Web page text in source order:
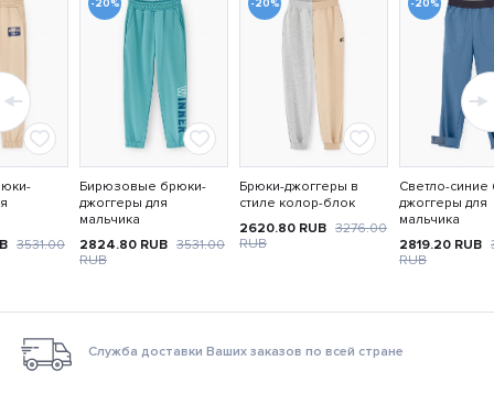
3531.00
-20%
Бирюзовые брюки-
джоггеры для
мальчика
2824.80 RUB 3531.00
RUB
-20%
Брюки-джоггеры в
стиле колор-блок
2620.80 RUB 3276.00
RUB
-20%
Светло-
джоггеры для
мальчика
2819.20 RUB
RUB
Служба доставки Ваших заказов по всей стране